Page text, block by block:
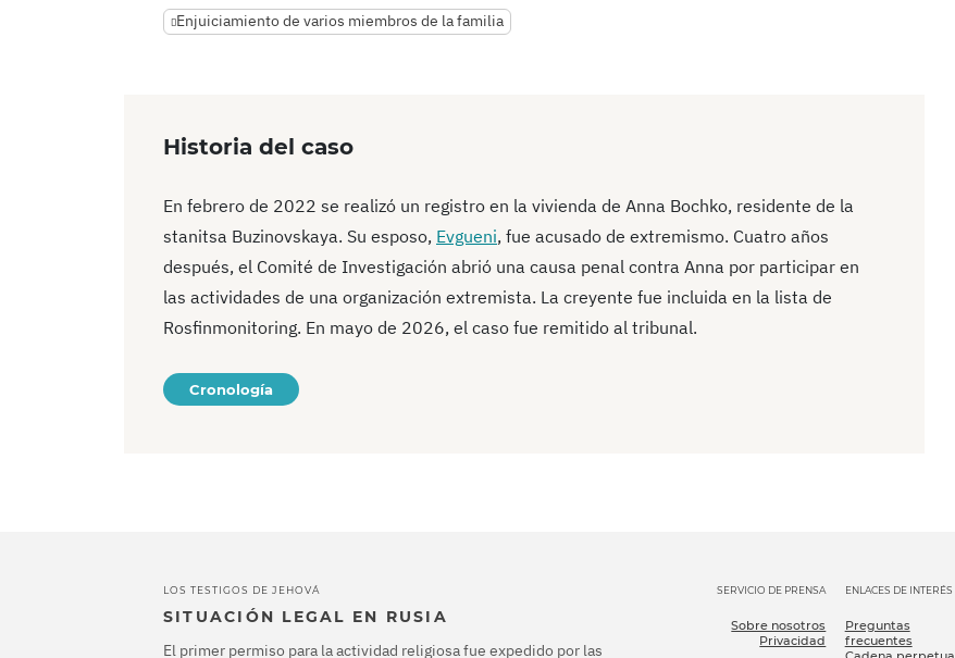
Enjuiciamiento de varios miembros de la familia
Historia del caso
En febrero de 2022 se realizó un registro en la vivienda de Anna Bochko, residente de la
stanitsa Buzinovskaya. Su esposo, Evgueni, fue acusado de extremismo. Cuatro años
después, el Comité de Investigación abrió una causa penal contra Anna por participar en
las actividades de una organización extremista. La creyente fue incluida en la lista de
Rosfinmonitoring. En mayo de 2026, el caso fue remitido al tribunal.
Cronología
LOS TESTIGOS DE JEHOVÁ
SITUACIÓN LEGAL EN RUSIA
El primer permiso para la actividad religiosa fue expedido por las
SERVICIO DE PRENSA
Sobre nosotros
Privacidad
ENLACES DE INTERÉS
Preguntas
frecuentes